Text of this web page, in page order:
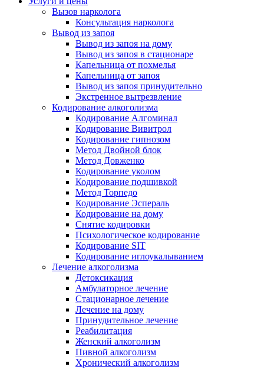
Вызов нарколога
Консультация нарколога
Вывод из запоя
Вывод из запоя на дому
Вывод из запоя в стационаре
Капельница от похмелья
Капельница от запоя
Вывод из запоя принудительно
Экстренное вытрезвление
Кодирование алкоголизма
Кодирование Алгоминал
Кодирование Вивитрол
Кодирование гипнозом
Метод Двойной блок
Метод Довженко
Кодирование уколом
Кодирование подшивкой
Метод Торпедо
Кодирование Эспераль
Кодирование на дому
Снятие кодировки
Психологическое кодирование
Кодирование SIT
Кодирование иглоукалыванием
Лечение алкоголизма
Детоксикация
Амбулаторное лечение
Стационарное лечение
Лечение на дому
Принудительное лечение
Реабилитация
Женский алкоголизм
Пивной алкоголизм
Хронический алкоголизм